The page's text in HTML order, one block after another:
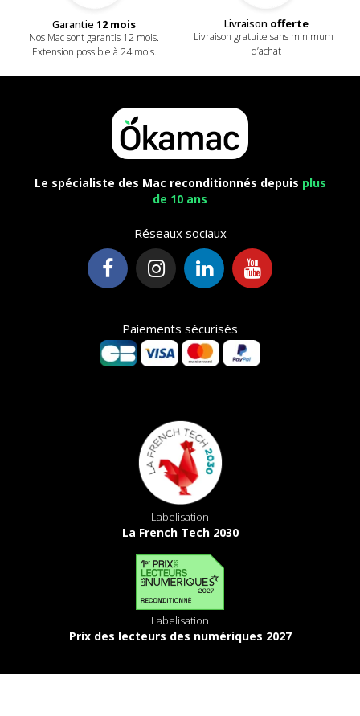
Garantie 12 mois
Nos Mac sont garantis 12 mois.
Extension possible à 24 mois.
Livraison offerte
Livraison gratuite sans minimum
d’achat
Le spécialiste des Mac reconditionnés depuis plus
de 10 ans
Réseaux sociaux
Paiements sécurisés
Labelisation
La French Tech 2030
Labelisation
Prix des lecteurs des numériques 2027